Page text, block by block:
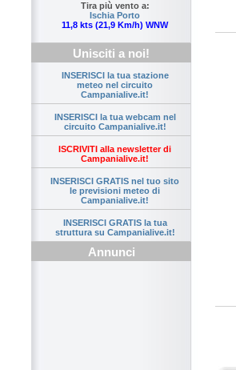
Tira più vento a:
Ischia Porto
11,8 kts (21,9 Km/h) WNW
Unisciti a noi!
INSERISCI la tua stazione
meteo nel circuito
Campanialive.it!
INSERISCI la tua webcam nel
circuito Campanialive.it!
ISCRIVITI alla newsletter di
Campanialive.it!
INSERISCI GRATIS nel tuo sito
le previsioni meteo di
Campanialive.it!
INSERISCI GRATIS la tua
struttura su Campanialive.it!
Annunci